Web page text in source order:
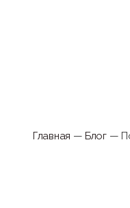
Главная —Блог—